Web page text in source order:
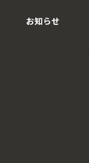
お知らせ